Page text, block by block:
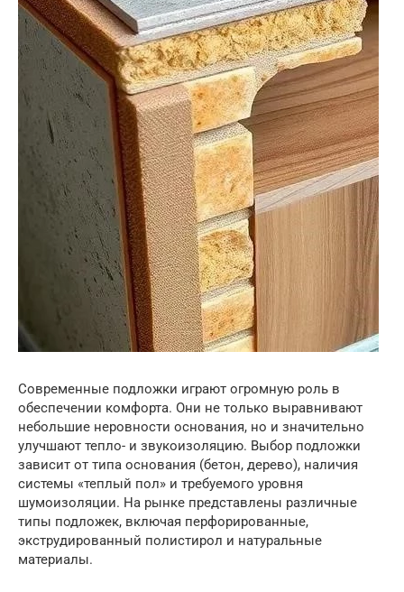
Современные подложки играют огромную роль в
обеспечении комфорта. Они не только выравнивают
небольшие неровности основания, но и значительно
улучшают тепло- и звукоизоляцию. Выбор подложки
зависит от типа основания (бетон, дерево), наличия
системы «теплый пол» и требуемого уровня
шумоизоляции. На рынке представлены различные
типы подложек, включая перфорированные,
экструдированный полистирол и натуральные
материалы.